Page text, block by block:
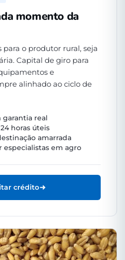
momento da
o produtor rural, seja
Capital de giro para
e
alinhado ao ciclo de
garantia real
horas úteis
amarrada
especialistas em agro
crédito